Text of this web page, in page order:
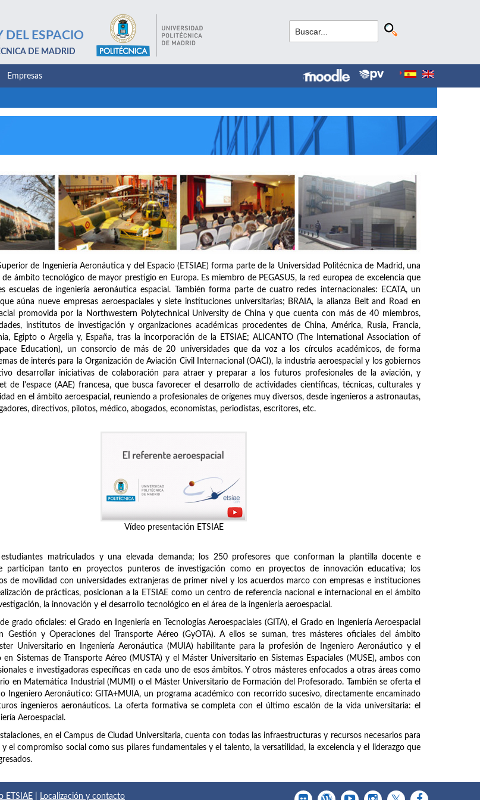
DEL ESPACIO
DE MADRID
Empresas
de Ingeniería Aeronáutica y del Espacio (ETSIAE) forma parte de la Universidad Politécnica de Madrid, una
de ámbito tecnológico de mayor prestigio en Europa. Es miembro de PEGASUS, la red europea de excelencia que
escuelas de ingeniería aeronáutica espacial. También forma parte de cuatro redes internacionales: ECATA, un
aúna nueve empresas aeroespaciales y siete instituciones universitarias; BRAIA, la alianza Belt and Road en
promovida por la Northwestern Polytechnical University de China y que cuenta con más de 40 miembros,
institutos de investigación y organizaciones académicas procedentes de China, América, Rusia, Francia,
Egipto o Argelia y, España, tras la incorporación de la ETSIAE; ALICANTO (The International Association of
Education), un consorcio de más de 20 universidades que da voz a los círculos académicos, de forma
de interés para la Organización de Aviación Civil Internacional (OACI), la industria aeroespacial y los gobiernos
desarrollar iniciativas de colaboración para atraer y preparar a los futuros profesionales de la aviación, y
de l'espace (AAE) francesa, que busca favorecer el desarrollo de actividades científicas, técnicas, culturales y
en el ámbito aeroespacial, reuniendo a profesionales de orígenes muy diversos, desde ingenieros a astronautas,
directivos, pilotos, médico, abogados, economistas, periodistas, escritores, etc.
Vídeo presentación ETSIAE
matriculados y una elevada demanda; los 250 profesores que conforman la plantilla docente e
participan tanto en proyectos punteros de investigación como en proyectos de innovación educativa; los
de movilidad con universidades extranjeras de primer nivel y los acuerdos marco con empresas e instituciones
de prácticas, posicionan a la ETSIAE como un centro de referencia nacional e internacional en el ámbito
la innovación y el desarrollo tecnológico en el área de la ingeniería aeroespacial.
grado oficiales: el Grado en Ingeniería en Tecnologías Aeroespaciales (GITA), el Grado en Ingeniería Aeroespacial
Gestión y Operaciones del Transporte Aéreo (GyOTA). A ellos se suman, tres másteres oficiales del ámbito
Universitario en Ingeniería Aeronáutica (MUIA) habilitante para la profesión de Ingeniero Aeronáutico y el
en Sistemas de Transporte Aéreo (MUSTA) y el Máster Universitario en Sistemas Espaciales (MUSE), ambos con
e investigadoras específicas en cada uno de esos ámbitos. Y otros másteres enfocados a otras áreas como
en Matemática Industrial (MUMI) o el Máster Universitario de Formación del Profesorado. También se oferta el
Ingeniero Aeronáutico: GITA+MUIA, un programa académico con recorrido sucesivo, directamente encaminado
ingenieros aeronáuticos. La oferta formativa se completa con el último escalón de la vida universitaria: el
Aeroespacial.
en el Campus de Ciudad Universitaria, cuenta con todas las infraestructuras y recursos necesarios para
el compromiso social como sus pilares fundamentales y el talento, la versatilidad, la excelencia y el liderazgo que
ETSIAE Localización y contacto